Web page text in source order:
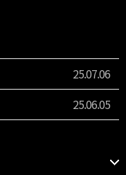
25.07.06
25.06.05